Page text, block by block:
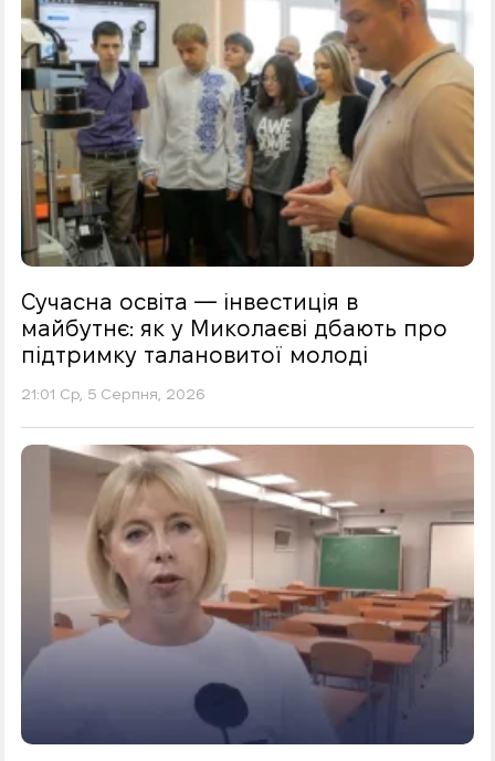
Сучасна освіта — інвестиція в
майбутнє: як у Миколаєві дбають про
підтримку талановитої молоді
21:01 Ср, 5 Серпня, 2026